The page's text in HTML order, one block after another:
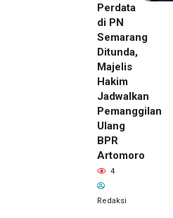
Perdata
di PN
Semarang
Ditunda,
Majelis
Hakim
Jadwalkan
Pemanggilan
Ulang
BPR
Artomoro
4
Redaksi